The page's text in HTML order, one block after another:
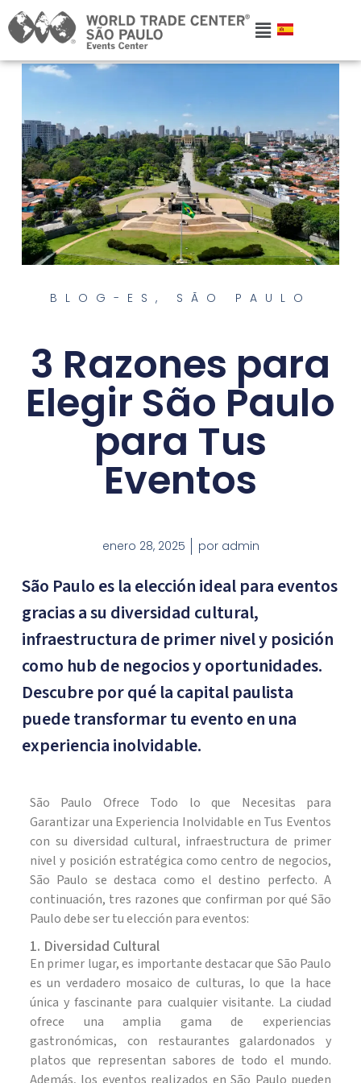
BLOG-ES , SÃO PAULO
3 Razones para
Elegir São Paulo
para Tus
Eventos
enero 28, 2025 poradmin
São Paulo es la elección ideal para eventos
gracias a su diversidad cultural,
infraestructura de primer nivel y posición
como hub de negocios y oportunidades.
Descubre por qué la capital paulista
puede transformar tu evento en una
experiencia inolvidable.
São Paulo Ofrece Todo lo que Necesitas para
Garantizar una Experiencia Inolvidable en Tus Eventos
con su diversidad cultural, infraestructura de primer
nivel y posición estratégica como centro de negocios,
São Paulo se destaca como el destino perfecto. A
continuación, tres razones que confirman por qué São
Paulo debe ser tu elección para eventos:
1. Diversidad Cultural
En primer lugar, es importante destacar que São Paulo
es un verdadero mosaico de culturas, lo que la hace
única y fascinante para cualquier visitante. La ciudad
ofrece una amplia gama de experiencias
gastronómicas, con restaurantes galardonados y
platos que representan sabores de todo el mundo.